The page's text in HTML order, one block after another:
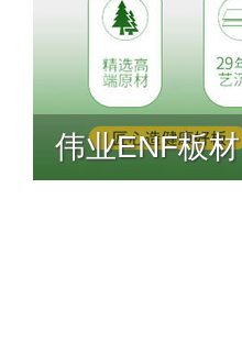
伟业ENF板